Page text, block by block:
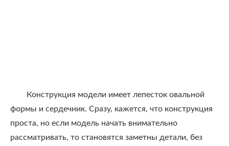
Конструкция модели имеет лепесток овальной
формы и сердечник. Сразу, кажется, что конструкция
проста, но если модель начать внимательно
рассматривать, то становятся заметны детали, без